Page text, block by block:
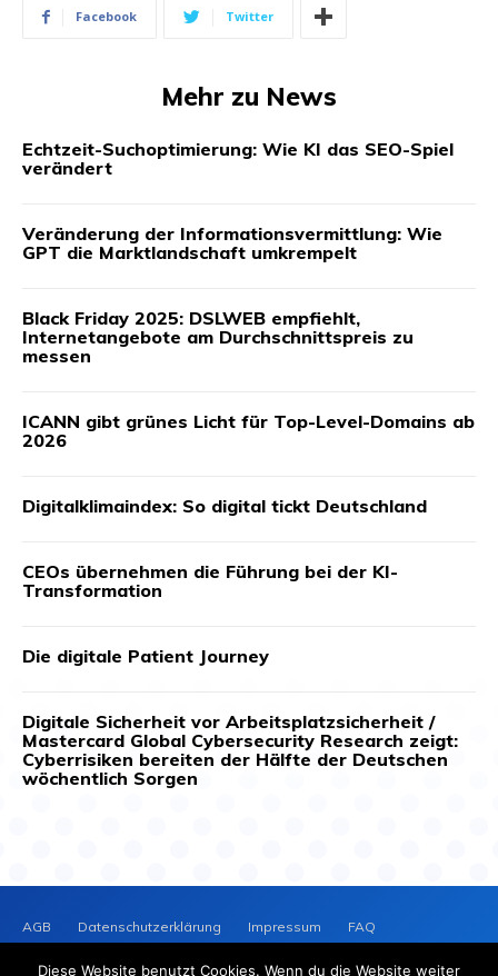
Facebook Twitter
Mehr zu News
Echtzeit-Suchoptimierung: Wie KI das SEO-Spiel
verändert
Veränderung der Informationsvermittlung: Wie
GPT die Marktlandschaft umkrempelt
Black Friday 2025: DSLWEB empfiehlt,
Internetangebote am Durchschnittspreis zu
messen
ICANN gibt grünes Licht für Top-Level-Domains ab
2026
Digitalklimaindex: So digital tickt Deutschland
CEOs übernehmen die Führung bei der KI-
Transformation
Die digitale Patient Journey
Digitale Sicherheit vor Arbeitsplatzsicherheit /
Mastercard Global Cybersecurity Research zeigt:
Cyberrisiken bereiten der Hälfte der Deutschen
wöchentlich Sorgen
AGB Datenschutzerklärung Impressum
FAQ
Diese Website benutzt Cookies. Wenn du die Website weiter